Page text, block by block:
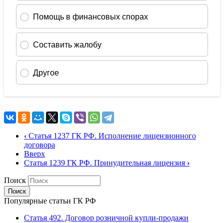
‹ Статья 1237 ГК РФ. Исполнение лицензионного
договора
Вверх
Статья 1239 ГК РФ. Принудительная лицензия ›
Поиск
Популярные статьи ГК РФ
Статья 492. Договор розничной купли-продажи